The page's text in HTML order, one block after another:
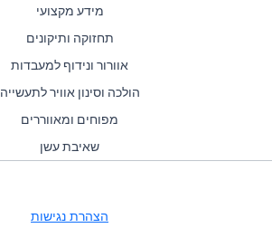
מידע מקצועי
תחזוקה ותיקונים
אוורור ונידוף למעבדות
הולכה וסינון אוויר לתעשייה
מפוחים ומאווררים
שאיבת עשן
הצהרת נגישות